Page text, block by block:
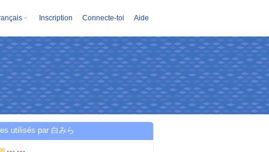
Inscription Connecte-toi Aide
utilisés par 白みら